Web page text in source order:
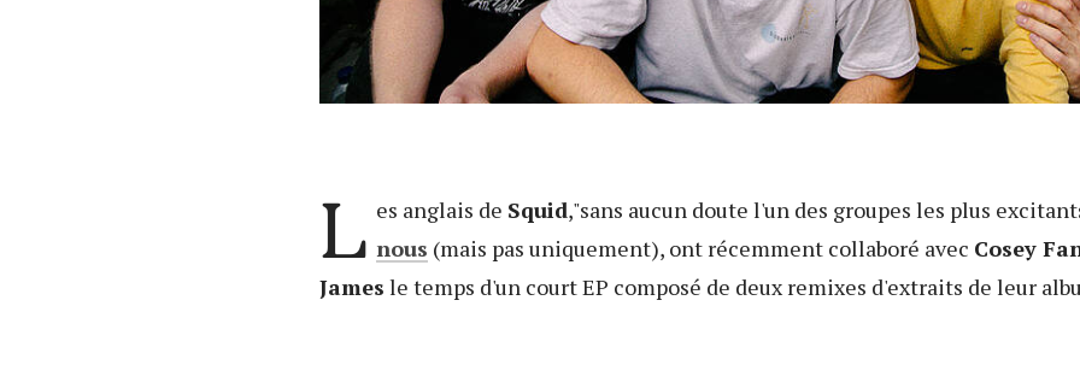
L es anglais de Squid,"sans aucun doute l'un des groupes les plus
nous (mais pas uniquement), ont récemment collaboré avec Cosey
James le temps d'un court EP composé de deux remixes d'extraits de leur